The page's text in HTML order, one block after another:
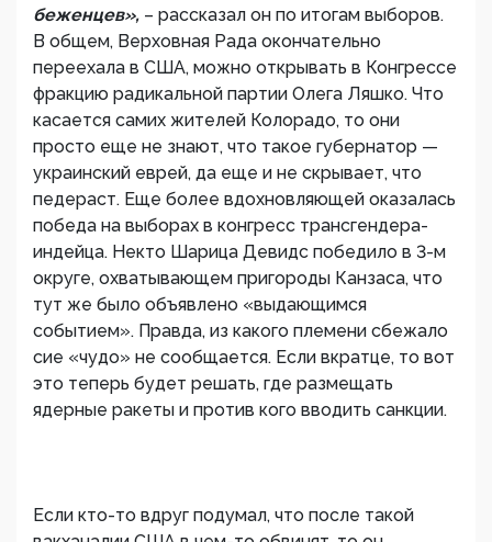
беженцев», – рассказал он по итогам выборов.
В общем, Верховная Рада окончательно
переехала в США, можно открывать в Конгрессе
фракцию радикальной партии Олега Ляшко. Что
касается самих жителей Колорадо, то они
просто еще не знают, что такое губернатор —
украинский еврей, да еще и не скрывает, что
педераст. Еще более вдохновляющей оказалась
победа на выборах в конгресс трансгендера-
индейца. Некто Шарица Девидс победило в 3-м
округе, охватывающем пригороды Канзаса, что
тут же было объявлено «выдающимся
событием». Правда, из какого племени сбежало
сие «чудо» не сообщается. Если вкратце, то вот
это теперь будет решать, где размещать
ядерные ракеты и против кого вводить санкции.
Если кто-то вдруг подумал, что после такой